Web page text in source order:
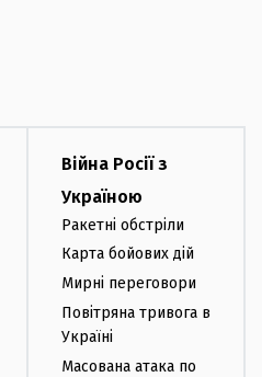
Війна Росії з
Україною
Ракетні обстріли
Карта бойових дій
Мирні переговори
Повітряна тривога в
Україні
Масована атака по